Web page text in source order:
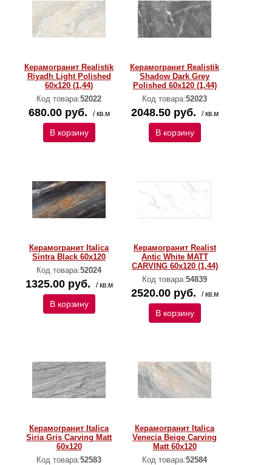
Керамогранит Realistik
Riyadh Light Polished
60x120 (1,44)
Код товара:52022
680.00 руб. / кв.м
В корзину
Керамогранит Realistik
Shadow Dark Grey
Polished 60x120 (1,44)
Код товара:52023
2048.50 руб. / кв.м
В корзину
Керамогранит Italica
Sintra Black 60x120
Код товара:52024
1325.00 руб. / кв.м
В корзину
Керамогранит Realist
Antic White MATT
CARVING 60x120 (1,44)
Код товара:54839
2520.00 руб. / кв.м
В корзину
Керамогранит Italica
Siria Gris Carving Matt
60x120
Код товара:52583
Керамогранит Italica
Venecia Beige Carving
Matt 60x120
Код товара:52584